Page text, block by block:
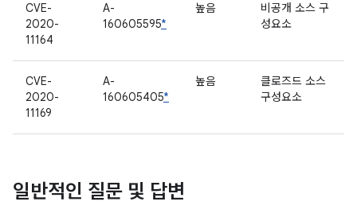
CVE-
2020-
11164
A-
160605595*
높음
비공개 소스 구
성요소
CVE-
2020-
11169
A-
160605405*
높음
클로즈드 소스
구성요소
일반적인 질문 및 답변